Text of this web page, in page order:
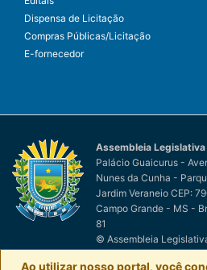
Dispensa de Licitação
Compras Públicas/Licitação
E-fornecedor
Assembleia
Palácio Guaicurus -
Nunes da Cunha -
Jardim Veraneio CEP:
Campo Grande - MS -
81
© Assembleia
Ao utilizar nosso portal, você